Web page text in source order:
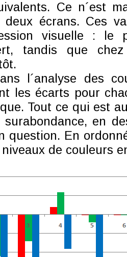
Ce n´est
écrans. Ces
visuelle : le
tandis que
l´analyse des
les écarts pour
Tout ce qui est
en
question. En
de couleurs